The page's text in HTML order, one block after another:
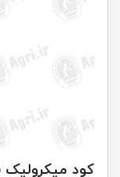
کود میکرولیک